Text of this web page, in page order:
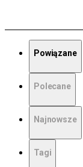
Powiązane
Polecane
Najnowsze
Tagi